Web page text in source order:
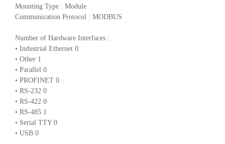
Mounting Type : Module
Communication Protocol : MODBUS
Number of Hardware Interfaces :
• Industrial Ethernet 0
• Other 1
• Parallel 0
• PROFINET 0
• RS-232 0
• RS-422 0
• RS-485 1
• Serial TTY 0
• USB 0